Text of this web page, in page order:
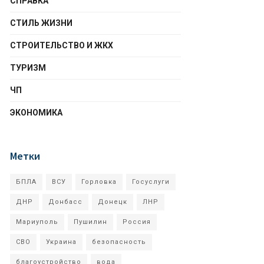
СТИЛЬ ЖИЗНИ
СТРОИТЕЛЬСТВО И ЖКХ
ТУРИЗМ
ЧП
ЭКОНОМИКА
Метки
БПЛА ВСУ Горловка Госуслуги
ДНР Донбасс Донецк ЛНР
Мариуполь Пушилин Россия
СВО Украина безопасность
благоустройство вода